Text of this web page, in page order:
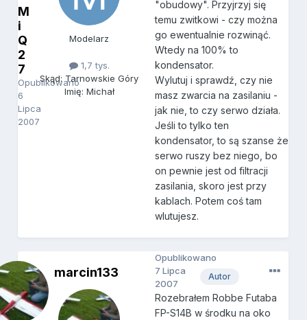
M
i
Q
2
7
Opublikowano
6
Lipca
2007
Modelarz
1,7 tys.
Skąd: Tarnowskie Góry
Imię: Michał
"obudowy". Przyjrzyj się
temu zwitkowi - czy można
go ewentualnie rozwinąć.
Wtedy na 100% to
kondensator.
Wylutuj i sprawdź, czy nie
masz zwarcia na zasilaniu -
jak nie, to czy serwo działa.
Jeśli to tylko ten
kondensator, to są szanse że
serwo ruszy bez niego, bo
on pewnie jest od filtracji
zasilania, skoro jest przy
kablach. Potem coś tam
wlutujesz.
marcin133 Autor
Opublikowano
7 Lipca
2007
Rozebrałem Robbe Futaba
FP-S14B w środku na oko